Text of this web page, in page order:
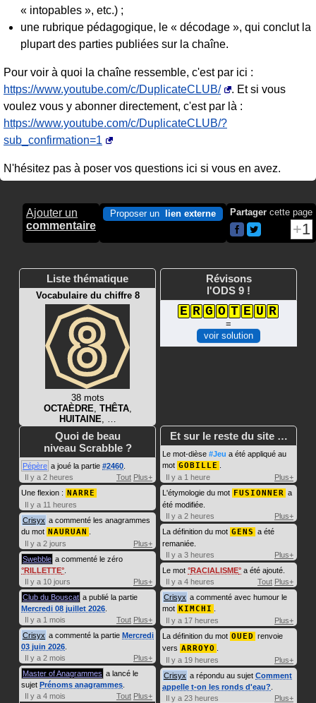
« intopables », etc.) ;
une rubrique pédagogique, le « décodage », qui conclut la
plupart des parties publiées sur la chaîne.
Pour voir à quoi la chaîne ressemble, c'est par ici :
https://www.youtube.com/c/DuplicateCLUB/
. Et si vous
voulez vous y abonner directement, c'est par là :
https://www.youtube.com/c/DuplicateCLUB/?
sub_confirmation=1
N'hésitez pas à poser vos questions ici si vous en avez.
Ajouter un
commentaire
Proposer un lien externe Partager cette page
1
Liste thématique
Vocabulaire du chiffre 8
38 mots
OCTAÈDRE THÊTA,
HUITAINE
Révisons
l'ODS 9 !
E R G O T E U R
=
voir solution
Quoi de beau
niveau Scrabble ?
Pépère a joué la partie #2460
Il y a 2 heures
Tout Plus+
Une flexion : NARRE
Il y a 11 heures
Crisyx a commenté les anagrammes
du mot NAURUAN
Il y a 2 jours
Plus+
Swebble a commenté le zéro
RILLETTE
Il y a 10 jours
Plus+
Club du Bouscat a publié la partie
Mercredi 08 juillet 2026
Il y a 1 mois
Tout Plus+
Crisyx a commenté la partie Mercredi
03 juin 2026
Il y a 2 mois
Plus+
Master of Anagrammes a lancé le
sujet Prénoms anagrammes
Il y a 4 mois
Tout Plus+
Et sur le reste du site …
Le mot-dièse #Jeu a été appliqué au
mot GOBILLE
Il y a 1 heure
Plus+
L'étymologie du mot FUSIONNER a
été modifiée.
Il y a 2 heures
Plus+
La définition du mot GENS a été
remaniée.
Il y a 3 heures
Plus+
Le mot RACIALISME a été ajouté.
Il y a 4 heures
Tout Plus+
Crisyx a commenté avec humour le
mot KIMCHI
Il y a 17 heures
Plus+
La définition du mot OUED renvoie
vers ARROYO
Il y a 19 heures
Plus+
Crisyx a répondu au sujet Comment
appelle t-on les ronds d'eau?
Il y a 23 heures
Plus+